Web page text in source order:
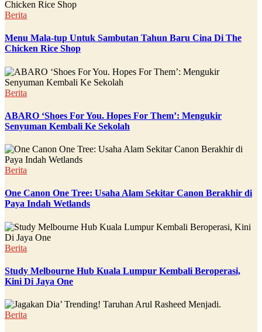
Berita
Menu Mala-tup Untuk Sambutan Tahun Baru Cina Di The
Chicken Rice Shop
Berita
ABARO ‘Shoes For You. Hopes For Them’: Mengukir
Senyuman Kembali Ke Sekolah
Berita
One Canon One Tree: Usaha Alam Sekitar Canon Berakhir di
Paya Indah Wetlands
Berita
Study Melbourne Hub Kuala Lumpur Kembali Beroperasi,
Kini Di Jaya One
Berita